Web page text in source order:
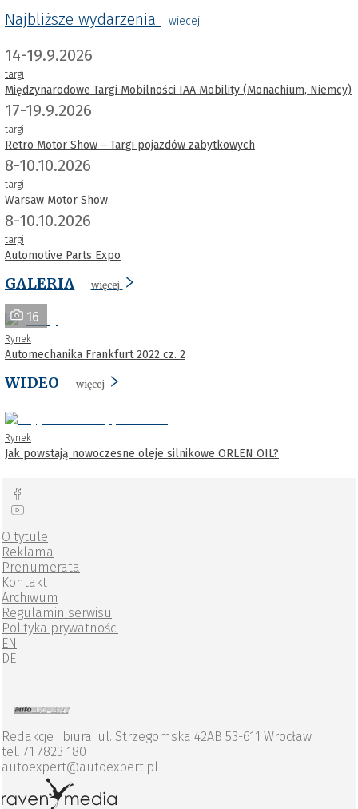
Najbliższe wydarzenia
wiecej
14-19.9.2026
targi
Międzynarodowe Targi Mobilności IAA Mobility (Monachium, Niemcy)
17-19.9.2026
targi
Retro Motor Show – Targi pojazdów zabytkowych
8-10.10.2026
targi
Warsaw Motor Show
8-10.10.2026
targi
Automotive Parts Expo
GALERIA więcej
16
Rynek
Automechanika Frankfurt 2022 cz. 2
WIDEO więcej
Rynek
Jak powstają nowoczesne oleje silnikowe ORLEN OIL?
O tytule
Reklama
Prenumerata
Kontakt
Archiwum
Regulamin serwisu
Polityka prywatności
EN
DE
Redakcje i biura: ul. Strzegomska 42AB 53-611 Wrocław
tel. 71 7823 180
autoexpert@autoexpert.pl